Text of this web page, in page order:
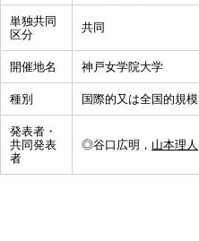
単独共同
区分
共同
開催地名 神戸女学院大学
種別 国際的又は全国的規模
発表者・
共同発表
者
◎谷口広明， 山本理人